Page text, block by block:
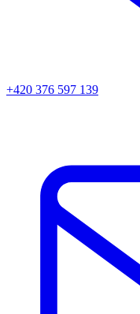
+420 376 597 139